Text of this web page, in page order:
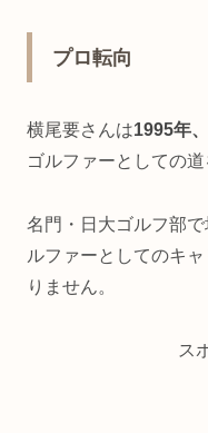
プロ転向
横尾要さんは1995年
ゴルファーとしての道
名門・日大ゴルフ部
ルファーとしてのキ
りません。
ス